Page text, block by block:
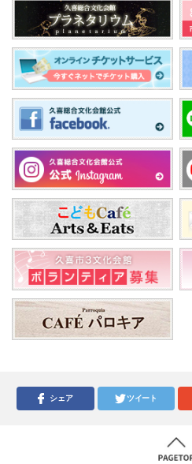
シェア ツイート